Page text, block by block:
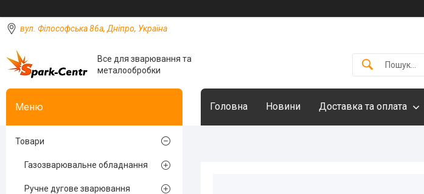
вул. Філософська 86а, Дніпро, Україна
Все для зварювання та
металообробки
Головна Новини Доставка та оплата
Товари
Газозварювальне обладнання
Ручне дугове зварювання